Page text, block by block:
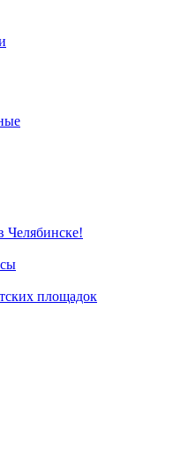
Челябинске!
площадок